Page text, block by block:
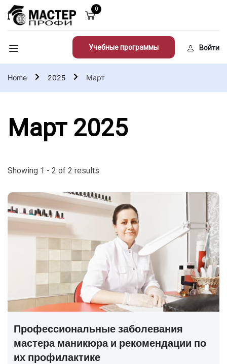
0
Учебные программы Войти
Home 2025 Март
Март 2025
Showing 1 - 2 of 2 results
Профессиональные заболевания
мастера маникюра и рекомендации по
их профилактике